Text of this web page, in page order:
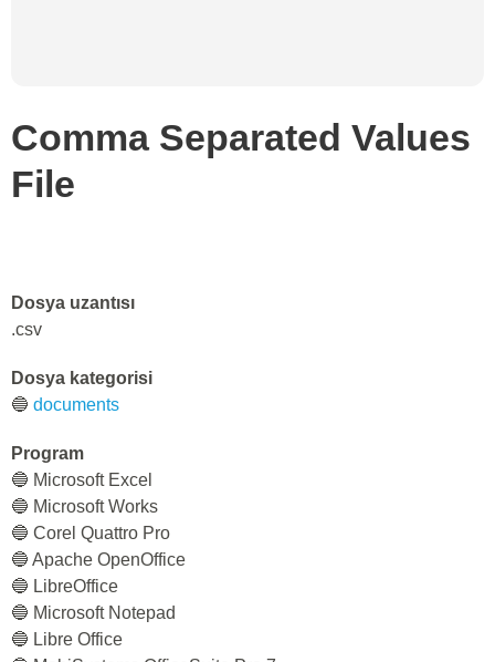
Comma Separated Values
File
Dosya uzantısı
.csv
Dosya kategorisi
🔵 documents
Program
🔵 Microsoft Excel
🔵 Microsoft Works
🔵 Corel Quattro Pro
🔵 Apache OpenOffice
🔵 LibreOffice
🔵 Microsoft Notepad
🔵 Libre Office